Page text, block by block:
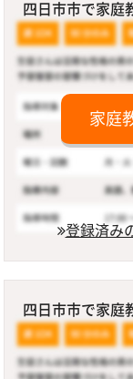
四日市市で家庭
家庭
登録済み
四日市市で家庭